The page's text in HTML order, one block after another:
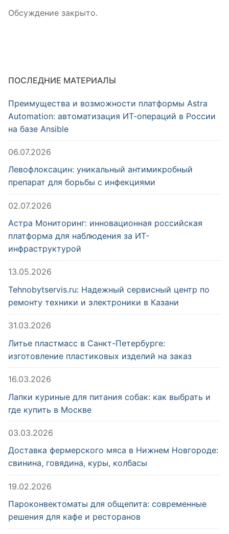
Обсуждение закрыто.
ПОСЛЕДНИЕ МАТЕРИАЛЫ
Преимущества и возможности платформы Astra
Automation: автоматизация ИТ-операций в России
на базе Ansible
06.07.2026
Левофлоксацин: уникальный антимикробный
препарат для борьбы с инфекциями
02.07.2026
Астра Мониторинг: инновационная российская
платформа для наблюдения за ИТ-
инфраструктурой
13.05.2026
Tehnobytservis.ru: Надежный сервисный центр по
ремонту техники и электроники в Казани
31.03.2026
Литье пластмасс в Санкт-Петербурге:
изготовление пластиковых изделий на заказ
16.03.2026
Лапки куриные для питания собак: как выбрать и
где купить в Москве
03.03.2026
Доставка фермерского мяса в Нижнем Новгороде:
свинина, говядина, куры, колбасы
19.02.2026
Пароконвектоматы для общепита: современные
решения для кафе и ресторанов